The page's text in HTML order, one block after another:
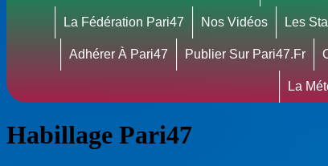
La Fédération Pari47 Nos Vidéos Les
Adhérer À Pari47 Publier Sur Pari47.fr
La
Habillage Pari47